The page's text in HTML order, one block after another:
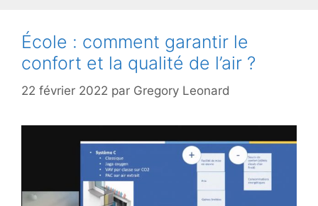
École : comment garantir le
confort et la qualité de l’air ?
22 février 2022 par Gregory Leonard